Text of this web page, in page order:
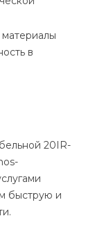
в
20IR-
быструю и